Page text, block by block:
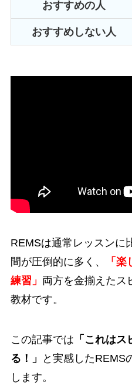
おすすめの人
おすすめしない人
REMSは通常レッスンに
間が圧倒的に多く 、
「
練習」 両方を金揃えたス
教材です。
この記事では 「これは
る！」
と実感したREMS
します。